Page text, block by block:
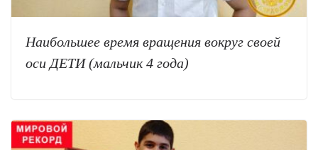
Наибольшее время вращения вокруг своей
оси ДЕТИ (мальчик 4 года)